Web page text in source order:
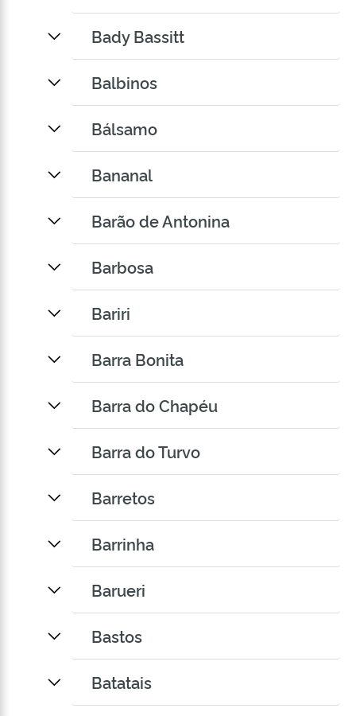
Bady Bassitt
Balbinos
Bálsamo
Bananal
Barão de Antonina
Barbosa
Bariri
Barra Bonita
Barra do Chapéu
Barra do Turvo
Barretos
Barrinha
Barueri
Bastos
Batatais